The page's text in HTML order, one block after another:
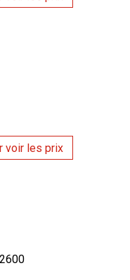
voir les prix